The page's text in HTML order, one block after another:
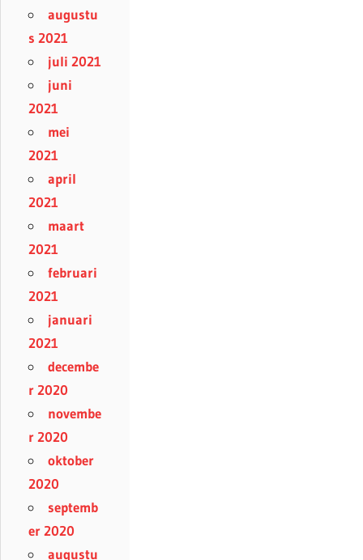
augustu
s 2021
juli 2021
juni
2021
mei
2021
april
2021
maart
2021
februari
2021
januari
2021
decembe
r 2020
novembe
r 2020
oktober
2020
septemb
er 2020
augustu